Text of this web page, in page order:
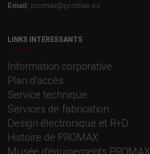
Email: promax@promax.es
LINKS INTÉRESSANTS
Information corporative
Plan d'accès
Service technique
Services de fabrication
Design électronique et R+D
Histoire de PROMAX
Musée d'équipements PROMAX